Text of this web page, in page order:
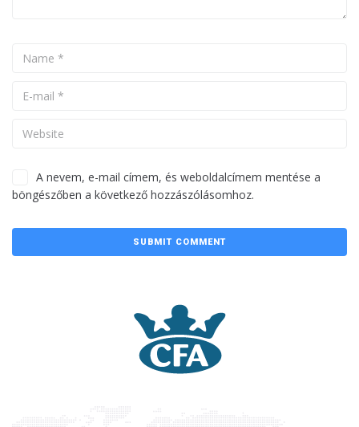
A nevem, e-mail címem, és weboldalcímem mentése a
böngészőben a következő hozzászólásomhoz.